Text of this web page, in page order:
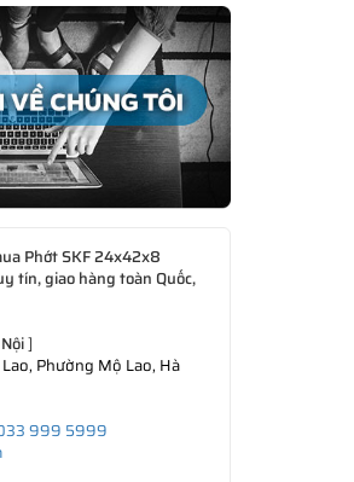
Phớt SKF 24x42x8
tín, giao hàng toàn Quốc,
]
Phường Mộ Lao, Hà
999 5999